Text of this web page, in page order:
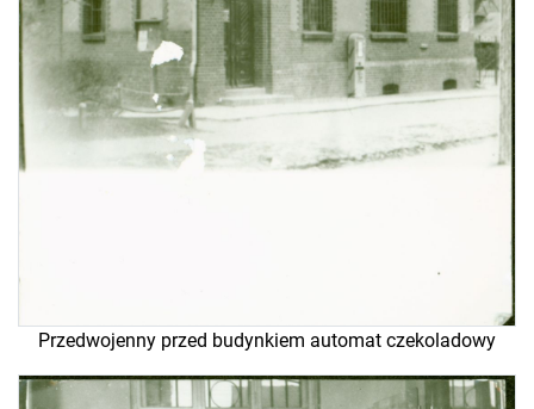
Przedwojenny przed budynkiem automat czekoladowy